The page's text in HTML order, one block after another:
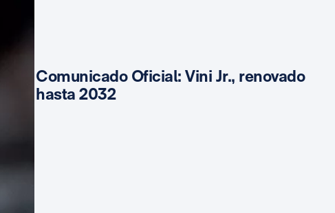
Comunicado Oficial: Vini Jr., renovado
hasta 2032